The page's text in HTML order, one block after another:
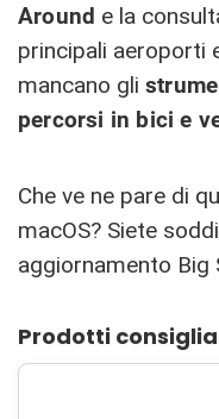
Around e la
principali aeroporti
mancano gli
percorsi in bici e
Che ve ne pare di
macOS? Siete
aggiornamento Big
Prodotti